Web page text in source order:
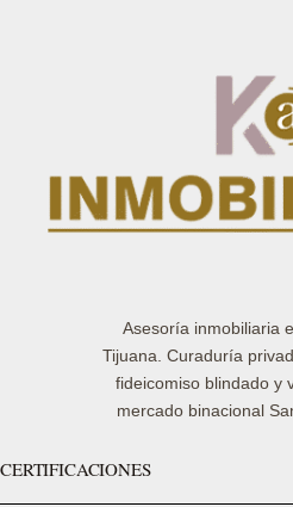
Asesoría inmobiliaria
Tijuana. Curaduría
fideicomiso blindado y
mercado binacional
CERTIFICACIONES